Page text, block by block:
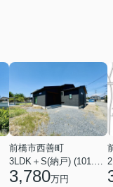
前橋市西善町
3LDK＋S(納戸) (101.02㎡)
3,780万円